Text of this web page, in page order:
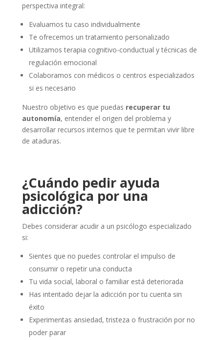
perspectiva integral:
Evaluamos tu caso individualmente
Te ofrecemos un tratamiento personalizado
Utilizamos terapia cognitivo-conductual y técnicas de
regulación emocional
Colaboramos con médicos o centros especializados
si es necesario
Nuestro objetivo es que puedas recuperar tu
autonomía, entender el origen del problema y
desarrollar recursos internos que te permitan vivir libre
de ataduras.
¿Cuándo pedir ayuda
psicológica por una
adicción?
Debes considerar acudir a un psicólogo especializado
si:
Sientes que no puedes controlar el impulso de
consumir o repetir una conducta
Tu vida social, laboral o familiar está deteriorada
Has intentado dejar la adicción por tu cuenta sin
éxito
Experimentas ansiedad, tristeza o frustración por no
poder parar